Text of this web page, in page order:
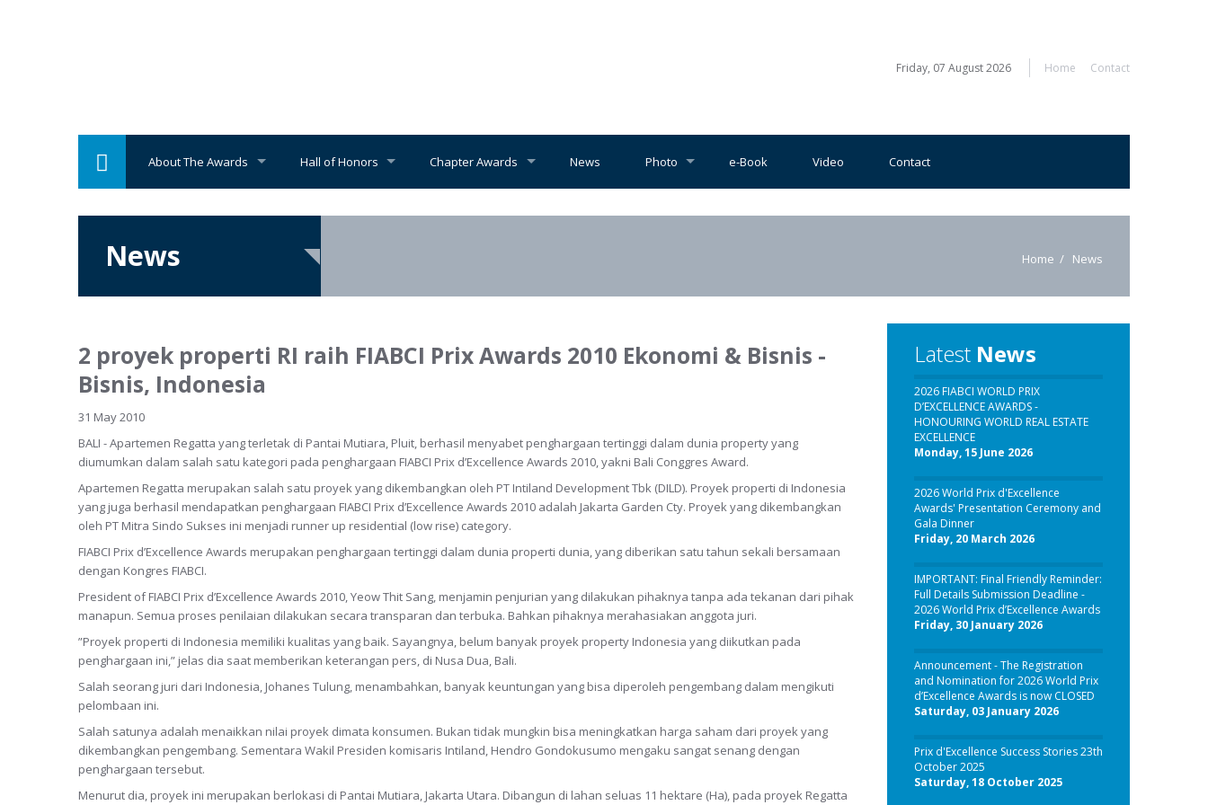
Friday, 07 August 2026 Home Contact
About The Awards Hall of Honors Chapter Awards News Photo e-Book Video Contact
News Home News
2 proyek properti RI raih FIABCI Prix Awards 2010 Ekonomi & Bisnis -
Bisnis, Indonesia
31 May 2010
BALI - Apartemen Regatta yang terletak di Pantai Mutiara, Pluit, berhasil menyabet penghargaan tertinggi dalam dunia property yang
diumumkan dalam salah satu kategori pada penghargaan FIABCI Prix d’Excellence Awards 2010, yakni Bali Conggres Award.
Apartemen Regatta merupakan salah satu proyek yang dikembangkan oleh PT Intiland Development Tbk (DILD). Proyek properti di Indonesia
yang juga berhasil mendapatkan penghargaan FIABCI Prix d’Excellence Awards 2010 adalah Jakarta Garden Cty. Proyek yang dikembangkan
oleh PT Mitra Sindo Sukses ini menjadi runner up residential (low rise) category.
FIABCI Prix d’Excellence Awards merupakan penghargaan tertinggi dalam dunia properti dunia, yang diberikan satu tahun sekali bersamaan
dengan Kongres FIABCI.
President of FIABCI Prix d’Excellence Awards 2010, Yeow Thit Sang, menjamin penjurian yang dilakukan pihaknya tanpa ada tekanan dari pihak
manapun. Semua proses penilaian dilakukan secara transparan dan terbuka. Bahkan pihaknya merahasiakan anggota juri.
”Proyek properti di Indonesia memiliki kualitas yang baik. Sayangnya, belum banyak proyek property Indonesia yang diikutkan pada
penghargaan ini,” jelas dia saat memberikan keterangan pers, di Nusa Dua, Bali.
Salah seorang juri dari Indonesia, Johanes Tulung, menambahkan, banyak keuntungan yang bisa diperoleh pengembang dalam mengikuti
pelombaan ini.
Salah satunya adalah menaikkan nilai proyek dimata konsumen. Bukan tidak mungkin bisa meningkatkan harga saham dari proyek yang
dikembangkan pengembang. Sementara Wakil Presiden komisaris Intiland, Hendro Gondokusumo mengaku sangat senang dengan
penghargaan tersebut.
Menurut dia, proyek ini merupakan berlokasi di Pantai Mutiara, Jakarta Utara. Dibangun di lahan seluas 11 hektare (Ha), pada proyek Regatta
Latest News
2026 FIABCI WORLD PRIX
D’EXCELLENCE AWARDS -
HONOURING WORLD REAL ESTATE
EXCELLENCE
Monday, 15 June 2026
2026 World Prix d'Excellence
Awards' Presentation Ceremony and
Gala Dinner
Friday, 20 March 2026
IMPORTANT: Final Friendly Reminder:
Full Details Submission Deadline -
2026 World Prix d’Excellence Awards
Friday, 30 January 2026
Announcement - The Registration
and Nomination for 2026 World Prix
d’Excellence Awards is now CLOSED
Saturday, 03 January 2026
Prix d'Excellence Success Stories 23th
October 2025
Saturday, 18 October 2025